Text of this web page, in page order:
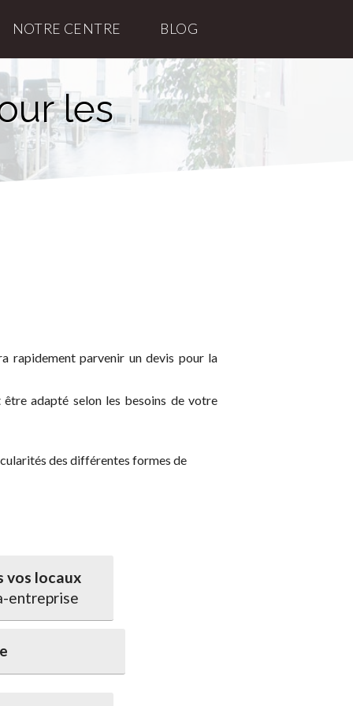
NOTRE CENTRE BLOG
les
rapidement parvenir un devis pour la
adapté selon les besoins de votre
des différentes formes de
vos locaux
entreprise